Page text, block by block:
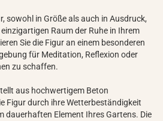
sowohl in Größe als auch in Ausdruck,
Raum der Ruhe in Ihrem
Sie die Figur an einem besonderen
für Meditation, Reflexion oder
zu schaffen.
aus hochwertigem Beton
Figur durch ihre Wetterbeständigkeit
dauerhaften Element Ihres Gartens. Die